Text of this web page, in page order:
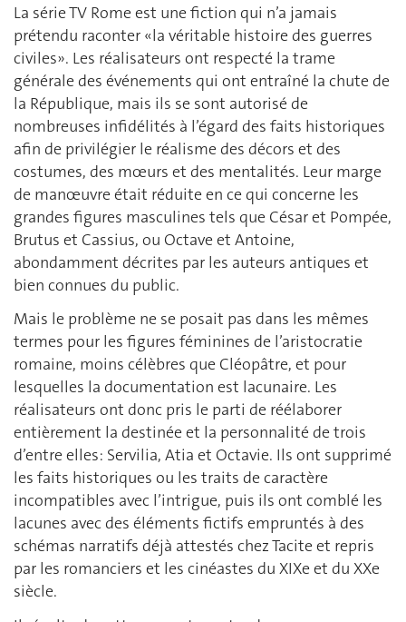
La série TV Rome est une fiction qui n’a jamais
prétendu raconter «la véritable histoire des guerres
civiles». Les réalisateurs ont respecté la trame
générale des événements qui ont entraîné la chute de
la République, mais ils se sont autorisé de
nombreuses infidélités à l’égard des faits historiques
afin de privilégier le réalisme des décors et des
costumes, des mœurs et des mentalités. Leur marge
de manœuvre était réduite en ce qui concerne les
grandes figures masculines tels que César et Pompée,
Brutus et Cassius, ou Octave et Antoine,
abondamment décrites par les auteurs antiques et
bien connues du public.
Mais le problème ne se posait pas dans les mêmes
termes pour les figures féminines de l’aristocratie
romaine, moins célèbres que Cléopâtre, et pour
lesquelles la documentation est lacunaire. Les
réalisateurs ont donc pris le parti de réélaborer
entièrement la destinée et la personnalité de trois
d’entre elles: Servilia, Atia et Octavie. Ils ont supprimé
les faits historiques ou les traits de caractère
incompatibles avec l’intrigue, puis ils ont comblé les
lacunes avec des éléments fictifs empruntés à des
schémas narratifs déjà attestés chez Tacite et repris
par les romanciers et les cinéastes du XIXe et du XXe
siècle.